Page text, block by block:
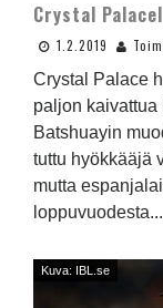
Crystal
1.2.2019
Crystal Palace
paljon
Batshuayin
tuttu hyökkääjä
mutta
Kuva: IBL.se